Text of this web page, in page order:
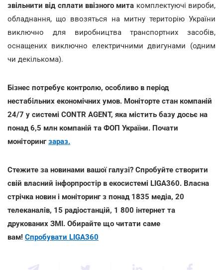
звільнити від сплати ввізного мита комплектуючі вироби,
обладнання, що ввозяться на митну територію України
виключно для виробництва транспортних засобів,
оснащених виключно електричними двигунами (одним
чи декількома).
Бізнес потребує контролю, особливо в період
нестабільних економічних умов. Моніторте стан компаній
24/7 у системі CONTR AGENT, яка містить базу досьє на
понад 6,5 млн компаній та ФОП України. Почати
моніторингзараз.
Стежите за новинами вашої галузі? Спробуйте створити
свій власний інфорпростір в екосистемі LIGA360. Власна
стрічка новин і моніторинг з понад 1835 медіа, 20
телеканалів, 15 радіостанцій, 1 800 інтернет та
друкованих ЗМІ. Обирайте що читати саме
вам! Спробувати LIGA360